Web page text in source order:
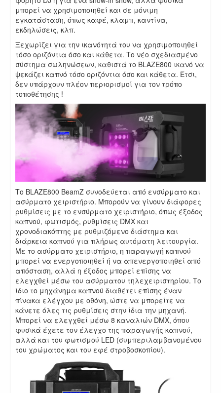
μπορεί να χρησιμοποιηθεί και σε μόνιμη
εγκατάσταση, όπως καφέ, κλαμπ, καντίνα,
εκδηλώσεις, κλπ.
Ξεχωρίζει για την ικανότητά του να χρησιμοποιηθεί
τόσο οριζόντια όσο και κάθετα. Το νέο σχεδιασμένο
σύστημα σωληνώσεων, καθιστά το BLAZE800 ικανό να
ψεκάζει καπνό τόσο οριζόντια όσο και κάθετα. Έτσι,
δεν υπάρχουν πλέον περιορισμοί για τον τρόπο
τοποθέτησης !
Το BLAZE800 BeamZ συνοδεύεται από ενσύρματο και
ασύρματο χειριστήριο. Μπορούν να γίνουν διάφορες
ρυθμίσεις με το ενσύρματο χειριστήριο, όπως έξοδος
καπνού, φωτισμός, ρυθμίσεις DMX και
χρονοδιακόπτης με ρυθμιζόμενο διάστημα και
διάρκεια καπνού για πλήρως αυτόματη λειτουργία.
Με το ασύρματο χειριστήριο, η παραγωγή καπνού
μπορεί να ενεργοποιηθεί ή να απενεργοποιηθεί από
απόσταση, αλλά η έξοδος μπορεί επίσης να
ελεγχθεί μέσω του ασύρματου τηλεχειριστηρίου. Το
ίδιο το μηχάνημα καπνού διαθέτει επίσης έναν
πίνακα ελέγχου με οθόνη, ώστε να μπορείτε να
κάνετε όλες τις ρυθμίσεις στην ίδια την μηχανή.
Μπορεί να ελεγχθεί μέσω 8 καναλιών DMX, όπου
φυσικά έχετε τον έλεγχο της παραγωγής καπνού,
αλλά και του φωτισμού LED (συμπεριλαμβανομένου
του χρώματος και του εφέ στροβοσκοπίου).